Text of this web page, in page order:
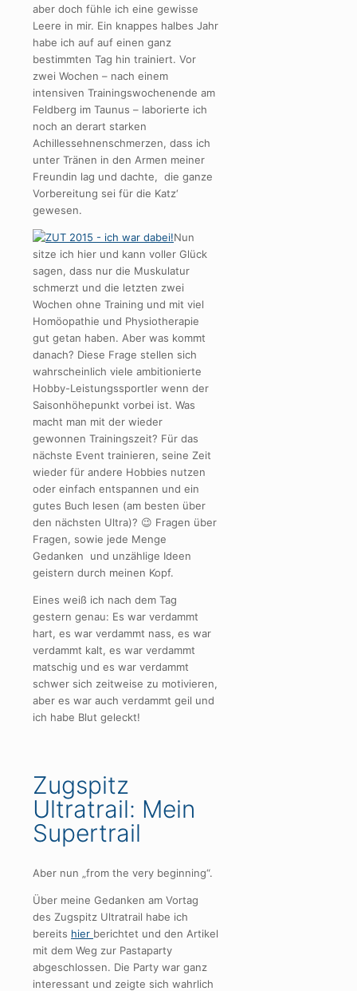
aber doch fühle ich eine gewisse
Leere in mir. Ein knappes halbes Jahr
habe ich auf auf einen ganz
bestimmten Tag hin trainiert. Vor
zwei Wochen – nach einem
intensiven Trainingswochenende am
Feldberg im Taunus – laborierte ich
noch an derart starken
Achillessehnenschmerzen, dass ich
unter Tränen in den Armen meiner
Freundin lag und dachte, die ganze
Vorbereitung sei für die Katz‘
gewesen.
Nun
sitze ich hier und kann voller Glück
sagen, dass nur die Muskulatur
schmerzt und die letzten zwei
Wochen ohne Training und mit viel
Homöopathie und Physiotherapie
gut getan haben. Aber was kommt
danach? Diese Frage stellen sich
wahrscheinlich viele ambitionierte
Hobby-Leistungssportler wenn der
Saisonhöhepunkt vorbei ist. Was
macht man mit der wieder
gewonnen Trainingszeit? Für das
nächste Event trainieren, seine Zeit
wieder für andere Hobbies nutzen
oder einfach entspannen und ein
gutes Buch lesen (am besten über
den nächsten Ultra)? 😉 Fragen über
Fragen, sowie jede Menge
Gedanken und unzählige Ideen
geistern durch meinen Kopf.
Eines weiß ich nach dem Tag
gestern genau: Es war verdammt
hart, es war verdammt nass, es war
verdammt kalt, es war verdammt
matschig und es war verdammt
schwer sich zeitweise zu motivieren,
aber es war auch verdammt geil und
ich habe Blut geleckt!
Zugspitz
Ultratrail: Mein
Supertrail
Aber nun „from the very beginning“.
Über meine Gedanken am Vortag
des Zugspitz Ultratrail habe ich
bereits hier berichtet und den Artikel
mit dem Weg zur Pastaparty
abgeschlossen. Die Party war ganz
interessant und zeigte sich wahrlich